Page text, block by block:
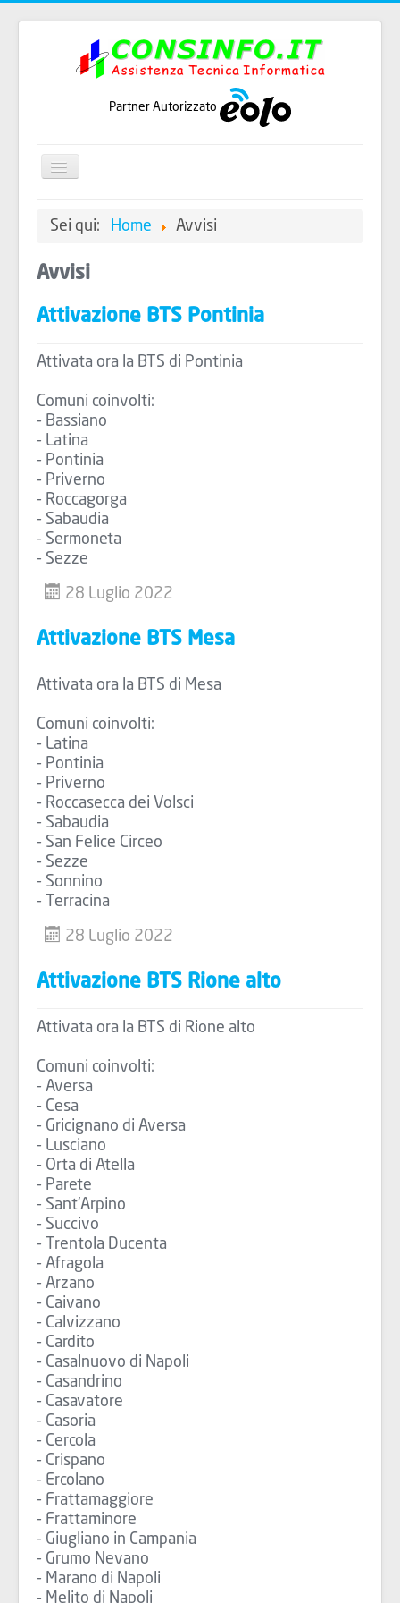
Partner Autorizzato
Sei qui: Home Avvisi
Avvisi
Attivazione BTS Pontinia
Attivata ora la BTS di Pontinia
Comuni coinvolti:
- Bassiano
- Latina
- Pontinia
- Priverno
- Roccagorga
- Sabaudia
- Sermoneta
- Sezze
28 Luglio 2022
Attivazione BTS Mesa
Attivata ora la BTS di Mesa
Comuni coinvolti:
- Latina
- Pontinia
- Priverno
- Roccasecca dei Volsci
- Sabaudia
- San Felice Circeo
- Sezze
- Sonnino
- Terracina
28 Luglio 2022
Attivazione BTS Rione alto
Attivata ora la BTS di Rione alto
Comuni coinvolti:
- Aversa
- Cesa
- Gricignano di Aversa
- Lusciano
- Orta di Atella
- Parete
- Sant'Arpino
- Succivo
- Trentola Ducenta
- Afragola
- Arzano
- Caivano
- Calvizzano
- Cardito
- Casalnuovo di Napoli
- Casandrino
- Casavatore
- Casoria
- Cercola
- Crispano
- Ercolano
- Frattamaggiore
- Frattaminore
- Giugliano in Campania
- Grumo Nevano
- Marano di Napoli
- Melito di Napoli